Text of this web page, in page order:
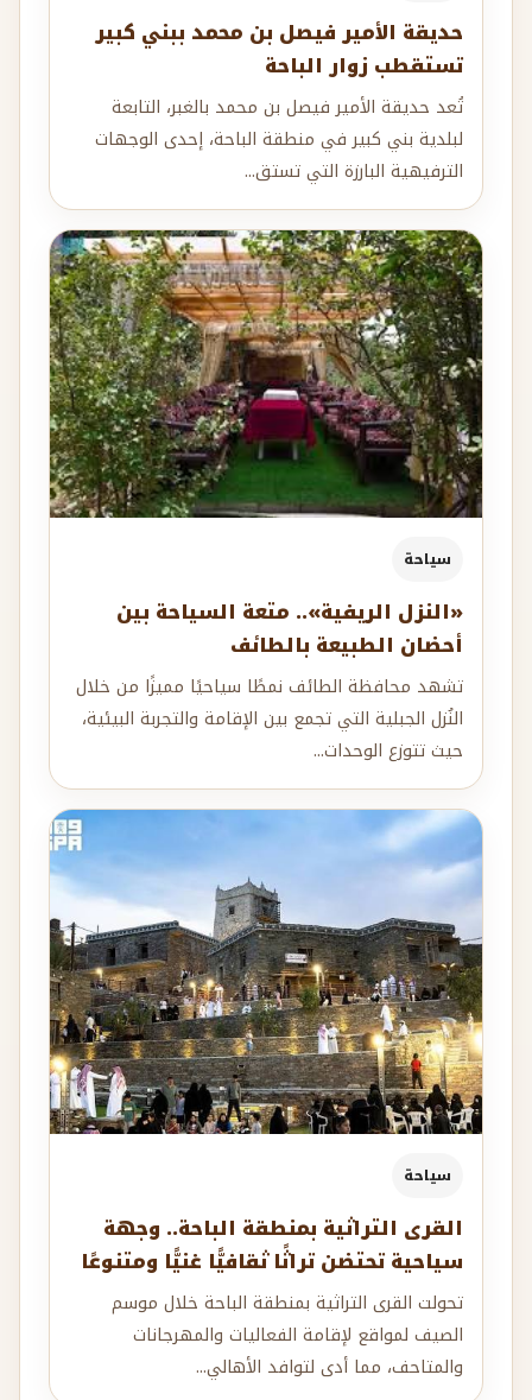
حديقة الأمير فيصل بن محمد ببني كبير
تستقطب زوار الباحة
تُعد حديقة الأمير فيصل بن محمد بالغبر، التابعة
لبلدية بني كبير في منطقة الباحة، إحدى الوجهات
الترفيهية البارزة التي تستق...
سياحة
«النزل الريفية».. متعة السياحة بين
أحضان الطبيعة بالطائف
تشهد محافظة الطائف نمطًا سياحيًا مميزًا من خلال
النُزل الجبلية التي تجمع بين الإقامة والتجربة البيئية،
حيث تتوزع الوحدات...
سياحة
القرى التراثية بمنطقة الباحة.. وجهة
سياحية تحتضن تراثًا ثقافيًّا غنيًّا ومتنوعًا
تحولت القرى التراثية بمنطقة الباحة خلال موسم
الصيف لمواقع لإقامة الفعاليات والمهرجانات
والمتاحف، مما أدى لتوافد الأهالي...